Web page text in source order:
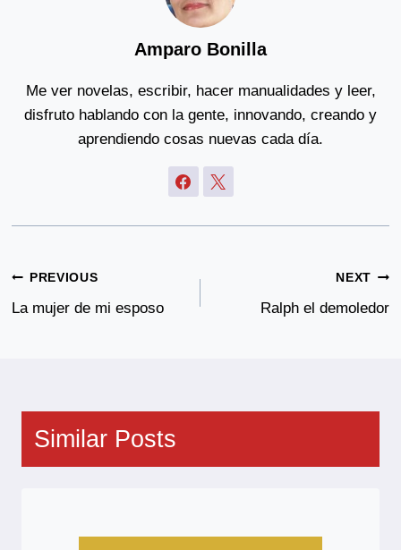
Amparo Bonilla
Me ver novelas, escribir, hacer manualidades y leer,
disfruto hablando con la gente, innovando, creando y
aprendiendo cosas nuevas cada día.
Post
Navigation
PREVIOUS
La mujer de mi esposo
NEXT
Ralph el demoledor
Similar Posts